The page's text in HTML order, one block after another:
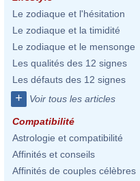
Le zodiaque et l'hésitation
Le zodiaque et la timidité
Le zodiaque et le mensonge
Les qualités des 12 signes
Les défauts des 12 signes
+ Voir tous les articles
Compatibilité
Astrologie et compatibilité
Affinités et conseils
Affinités de couples célèbres